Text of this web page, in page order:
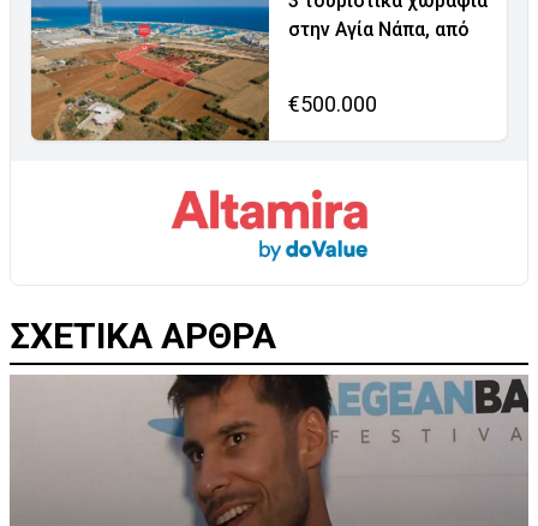
στην Αγία Νάπα, από
€500.000
ΣΧΕΤΙΚΑ ΑΡΘΡΑ